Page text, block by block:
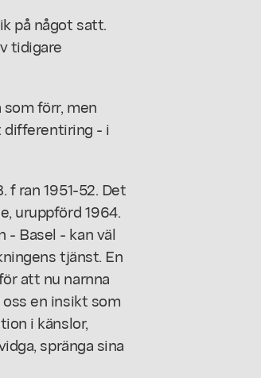
på något satt.
tidigare
förr, men
differentiring - i
f ran 1951-52. Det
uruppförd 1964.
- Basel - kan väl
tjänst. En
att nu narnna
en insikt som
i känslor,
spränga sina